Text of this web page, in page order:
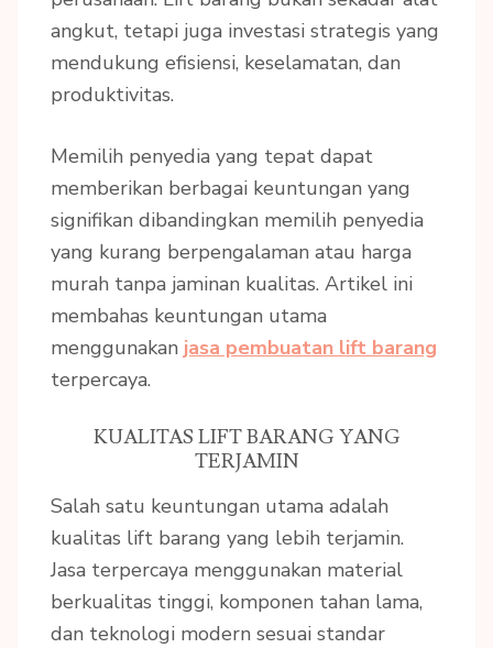
angkut, tetapi juga investasi strategis yang
mendukung efisiensi, keselamatan, dan
produktivitas.
Memilih penyedia yang tepat dapat
memberikan berbagai keuntungan yang
signifikan dibandingkan memilih penyedia
yang kurang berpengalaman atau harga
murah tanpa jaminan kualitas. Artikel ini
membahas keuntungan utama
menggunakan jasa pembuatan lift barang
terpercaya.
KUALITAS LIFT BARANG YANG
TERJAMIN
Salah satu keuntungan utama adalah
kualitas lift barang yang lebih terjamin.
Jasa terpercaya menggunakan material
berkualitas tinggi, komponen tahan lama,
dan teknologi modern sesuai standar